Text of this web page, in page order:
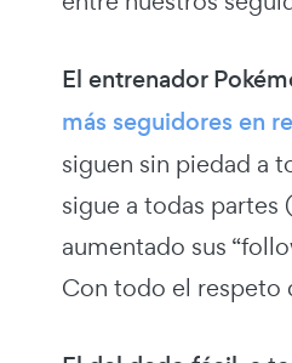
El entrenador
más seguidores en
siguen sin piedad a
sigue a todas partes
aumentado sus
Con todo el respeto